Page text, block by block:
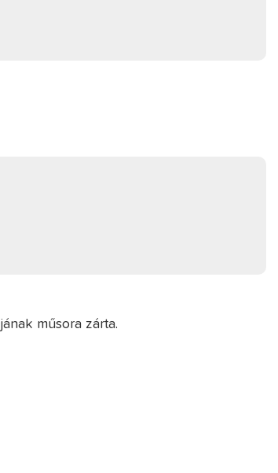
műsora zárta.